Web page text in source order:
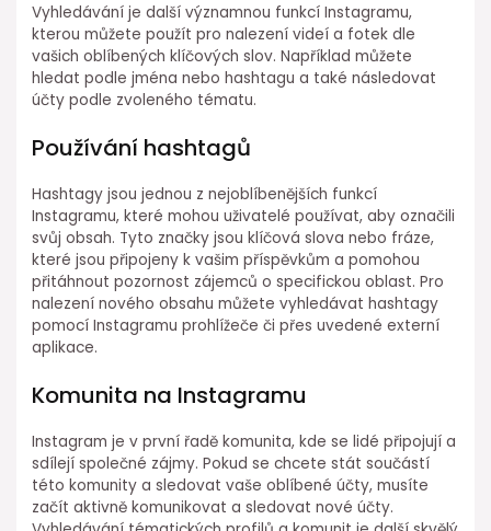
Vyhledávání je další významnou funkcí Instagramu,
kterou můžete použít pro nalezení videí a fotek dle
vašich oblíbených klíčových slov. Například můžete
hledat podle jména nebo hashtagu a také následovat
účty podle zvoleného tématu.
Používání hashtagů
Hashtagy jsou jednou z nejoblíbenějších funkcí
Instagramu, které mohou uživatelé používat, aby označili
svůj obsah. Tyto značky jsou klíčová slova nebo fráze,
které jsou připojeny k vašim příspěvkům a pomohou
přitáhnout pozornost zájemců o specifickou oblast. Pro
nalezení nového obsahu můžete vyhledávat hashtagy
pomocí Instagramu prohlížeče či přes uvedené externí
aplikace.
Komunita na Instagramu
Instagram je v první řadě komunita, kde se lidé připojují a
sdílejí společné zájmy. Pokud se chcete stát součástí
této komunity a sledovat vaše oblíbené účty, musíte
začít aktivně komunikovat a sledovat nové účty.